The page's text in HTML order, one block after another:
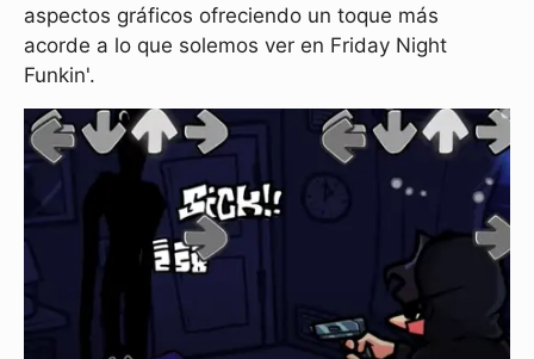
aspectos gráficos ofreciendo un toque más
acorde a lo que solemos ver en Friday Night
Funkin'.